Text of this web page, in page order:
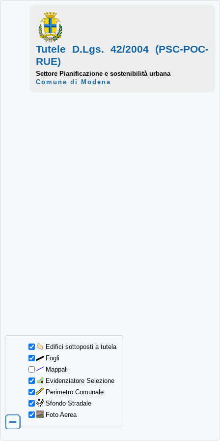
Edifici sottoposti a tutela
Fogli
Mappali
Evidenziatore Selezione
Perimetro Comunale
Sfondo Stradale
Foto Aerea
Tutele D.Lgs. 42/2004 (PSC-POC-
RUE)
Settore Pianificazione e sostenibilità urbana
Comune di Modena